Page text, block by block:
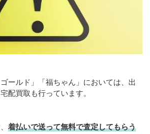
ゴールド」「福ちゃん」においては、出
配買取も行っています。
着払いで送って無料で査定してもらう